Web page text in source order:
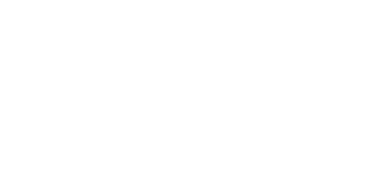
media es de 0 estrellas de 5.